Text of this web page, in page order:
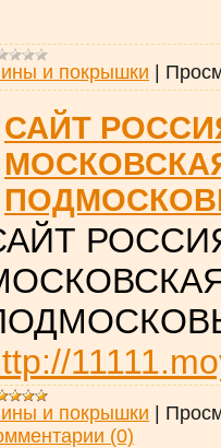
и покрышки |
САЙТ
и покрышки |
(0)